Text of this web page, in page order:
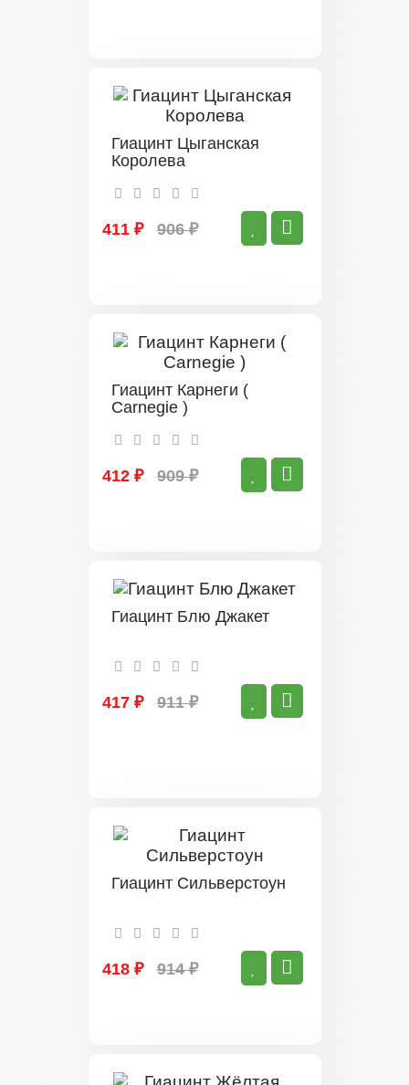
Гиацинт Цыганская
Королева
411 ₽ 906 ₽
Гиацинт Карнеги (
Carnegie )
412 ₽ 909 ₽
Гиацинт Блю Джакет
417 ₽ 911 ₽
Гиацинт Сильверстоун
418 ₽ 914 ₽